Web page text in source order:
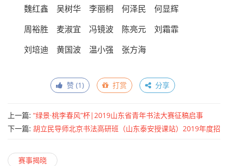
魏红鑫 吴树华 李丽桐 何泽民 何显辉
周裕胜 麦淑宜 冯镜波 陈亮元 刘霜霏
刘培迪 黄国波 温小强 张方海
赞 (1) 打赏 分享
上一篇: “绿景·桃李春风”杯|2019山东省青年书法大赛征稿启事
（2019年9月30日截稿）
下一篇: 胡立民导师北京书法高研班（山东泰安授课站）2019年度招
赛事揭晓